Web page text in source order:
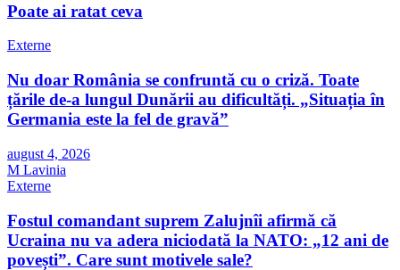
Poate ai ratat ceva
Externe
Nu doar România se confruntă cu o criză. Toate
țările de-a lungul Dunării au dificultăți. „Situația în
Germania este la fel de gravă”
august 4, 2026
M Lavinia
Externe
Fostul comandant suprem Zalujnîi afirmă că
Ucraina nu va adera niciodată la NATO: „12 ani de
povești”. Care sunt motivele sale?